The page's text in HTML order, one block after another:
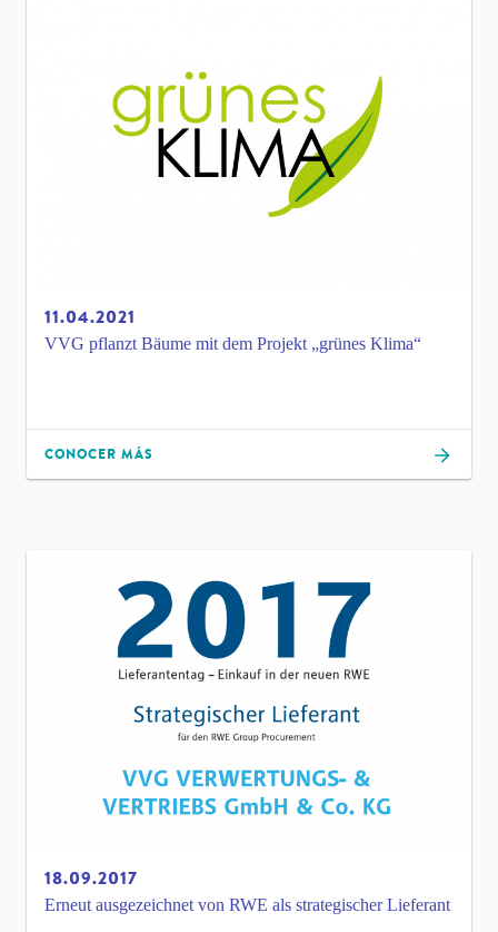
11.04.2021
VVG pflanzt Bäume mit dem Projekt „grünes Klima“
CONOCER MÁS
18.09.2017
Erneut ausgezeichnet von RWE als strategischer Lieferant